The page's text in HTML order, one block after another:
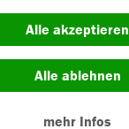
Alle akzeptieren
Alle ablehnen
mehr Infos